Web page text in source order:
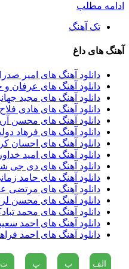
ادامه مطلب
تک آهنگ
آهنگ های داغ
دانلود آهنگ های امیر صدرا
دانلود آهنگ های عرفان
دانلود آهنگ های مجید
دانلود آهنگ های هادی فلاح
دانلود آهنگ های محسن
دانلود آهنگ های فرهاد
دانلود آهنگ های احسان
دانلود آهنگ های امید
دانلود آهنگ های دی جی
دانلود آهنگ های حامد
دانلود آهنگ های مرتضی
دانلود آهنگ های محسن
دانلود آهنگ های محمد
دانلود آهنگ های احمد
دانلود آهنگ های احمد
الف ب پ ت